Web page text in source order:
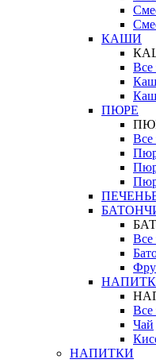
КАШИ
Все
ПЮРЕ
Все
Все
Все
Чай
НАПИТКИ